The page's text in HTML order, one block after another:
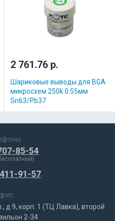
2 761.76 р.
Шариковые выводы для BGA
микросхем 250k 0.55мм
Sn63/Pb37
85-54
91-57
д 9, корп. 1 (ТЦ Лавка), второй
2-34